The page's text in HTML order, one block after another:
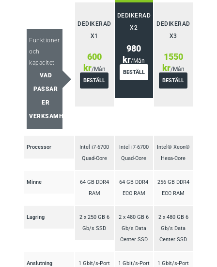
Funktioner
och
kapacitet
VAD
PASSAR
ER
VERKSAMHET
DEDIKERAD
X1
600
kr/Mån
BESTÄLL
DEDIKERAD
X2
980
kr/Mån
BESTÄLL
DEDIKERAD
X3
1550
kr/Mån
BESTÄLL
Processor
Intel i7-6700
Quad-Core
Intel i7-6700
Quad-Core
Intel® Xeon®
Hexa-Core
Minne
64 GB DDR4
RAM
64 GB DDR4
ECC RAM
256 GB DDR4
ECC RAM
Lagring
2 x 250 GB 6
Gb/s SSD
2 x 480 GB 6
Gb/s Data
Center SSD
2 x 480 GB 6
Gb/s Data
Center SSD
Anslutning 1 Gbit/s-Port 1 Gbit/s-Port 1 Gbit/s-Port